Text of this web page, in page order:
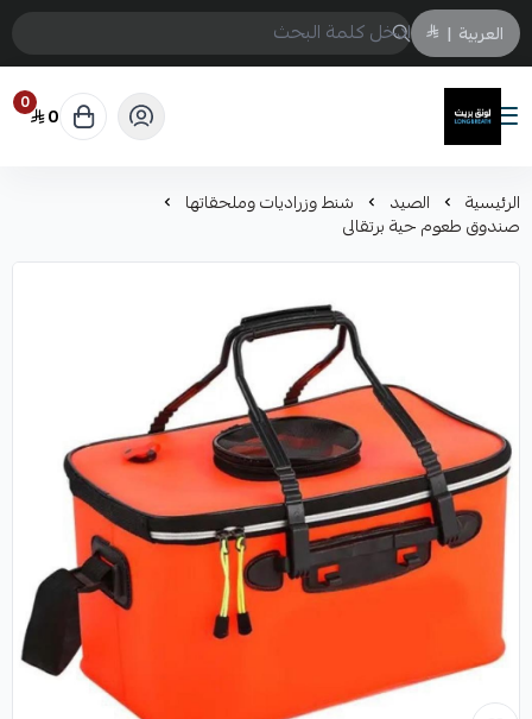
العربية |
لونق بريث
0 0
الرئيسية الصيد شنط وزراديات وملحقاتها
صندوق طعوم حية برتقالى